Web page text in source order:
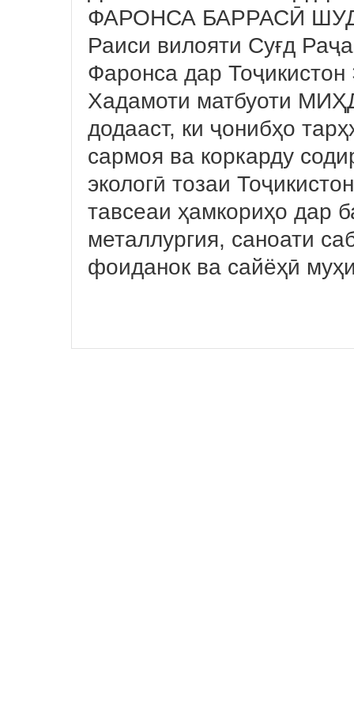
ФАРОНСА БАРРАСӢ
Раиси вилояти Суғд
Фаронса дар
Хадамоти матбуоти
додааст, ки ҷонибҳо
сармоя ва коркарду
экологӣ тозаи
тавсеаи ҳамкориҳо дар
металлургия, саноати
фоиданок ва сайёҳӣ